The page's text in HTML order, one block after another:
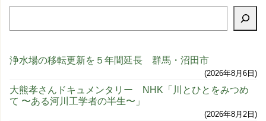
浄水場の移転更新を５年間延長 群馬・沼田市
2026年8月6日
大熊孝さんドキュメンタリー NHK「川とひとをみつめ
て 〜ある河川工学者の半生〜」
2026年8月2日